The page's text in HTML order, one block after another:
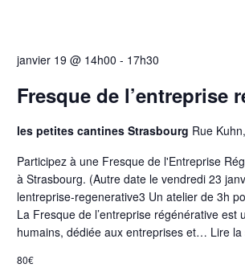
janvier 19 @ 14h00 - 17h30
Fresque de l’entreprise
les petites cantines Strasbourg Rue
Participez à une Fresque de l'Entreprise
à Strasbourg. (Autre date le vendredi 23
lentreprise-regenerative3 Un atelier de 3h
La Fresque de l’entreprise régénérative
humains, dédiée aux entreprises et… Lire la
80€